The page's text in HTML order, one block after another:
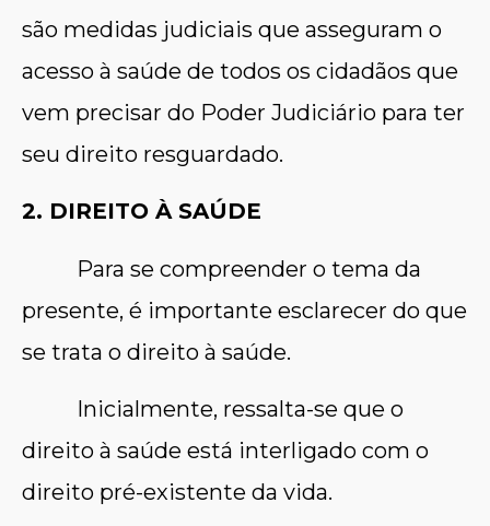
são medidas judiciais que asseguram o
acesso à saúde de todos os cidadãos que
vem precisar do Poder Judiciário para ter
seu direito resguardado.
2. DIREITO À SAÚDE
Para se compreender o tema da
presente, é importante esclarecer do que
se trata o direito à saúde.
Inicialmente, ressalta-se que o
direito à saúde está interligado com o
direito pré-existente da vida.